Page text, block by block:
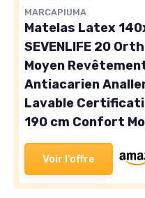
MARCAPIUMA
Matelas Latex
SEVENLIFE 20
Moyen
Antiacarien
Lavable
190 cm Confort
Voir l'offre